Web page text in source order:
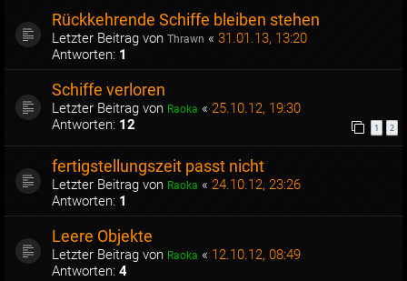
Rückkehrende Schiffe bleiben stehen
Letzter Beitrag von Thrawn « 31.01.13, 13:20
Antworten: 1
Schiffe verloren
Letzter Beitrag von Raoka « 25.10.12, 19:30
Antworten: 12 1 2
fertigstellungszeit passt nicht
Letzter Beitrag von Raoka « 24.10.12, 23:26
Antworten: 1
Leere Objekte
Letzter Beitrag von Raoka « 12.10.12, 08:49
Antworten: 4